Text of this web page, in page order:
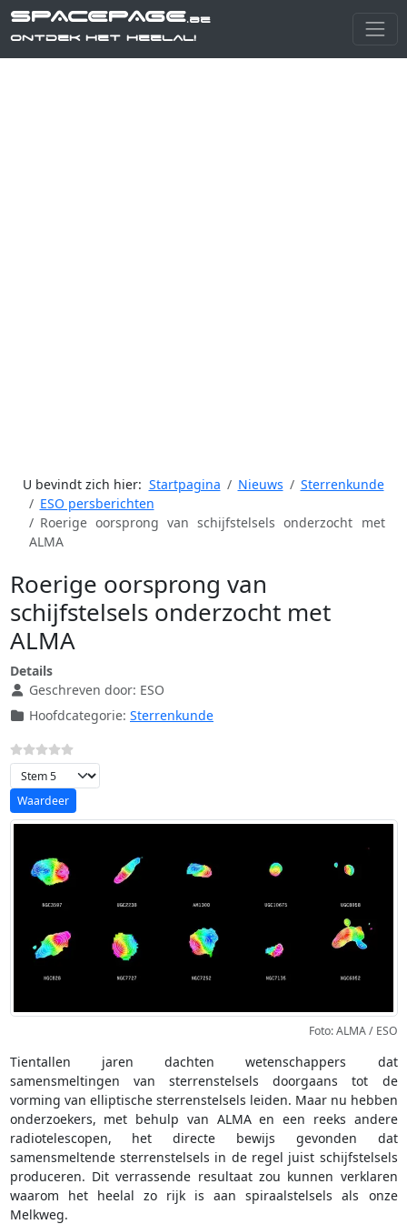
SPACEPAGE.be
Ontdek het heelal!
U bevindt zich hier: Startpagina Nieuws
Sterrenkunde
ESO persberichten
Roerige oorsprong van schijfstelsels onderzocht met
ALMA
Roerige oorsprong van
schijfstelsels onderzocht met
ALMA
Details
Geschreven door: ESO
Hoofdcategorie: Sterrenkunde
Voeg waardering toe
Foto: ALMA / ESO
Tientallen jaren dachten wetenschappers dat
samensmeltingen van sterrenstelsels doorgaans tot de
vorming van elliptische sterrenstelsels leiden. Maar nu hebben
onderzoekers, met behulp van ALMA en een reeks andere
radiotelescopen, het directe bewijs gevonden dat
samensmeltende sterrenstelsels in de regel juist schijfstelsels
produceren. Dit verrassende resultaat zou kunnen verklaren
waarom het heelal zo rijk is aan spiraalstelsels als onze
Melkweg.